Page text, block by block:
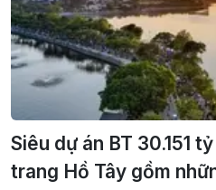
Siêu dự án BT 30.151
trang Hồ Tây gồm